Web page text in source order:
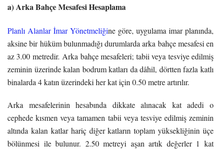
a) Arka Bahçe Mesafesi Hesaplama
Planlı Alanlar İmar Yönetmeliğine göre, uygulama imar planında,
aksine bir hüküm bulunmadığı durumlarda arka bahçe mesafesi en
az 3.00 metredir. Arka bahçe mesafeleri; tabii veya tesviye edilmiş
zeminin üzerinde kalan bodrum katları da dâhil, dörtten fazla katlı
binalarda 4 katın üzerindeki her kat için 0.50 metre artırılır.
Arka mesafelerinin hesabında dikkate alınacak kat adedi o
cephede kısmen veya tamamen tabii veya tesviye edilmiş zeminin
altında kalan katlar hariç diğer katların toplam yüksekliğinin üçe
bölünmesi ile bulunur. 2.50 metreyi aşan artık değerler 1 kat